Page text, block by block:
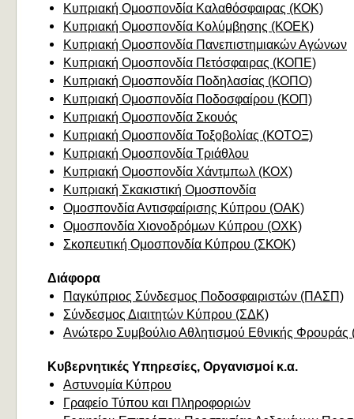
Κυπριακή Ομοσπονδία Καλαθόσφαιρας (ΚΟΚ)
Κυπριακή Ομοσπονδία Κολύμβησης (ΚΟΕΚ)
Κυπριακή Ομοσπονδία Πανεπιστημιακών Αγώνων
Κυπριακή Ομοσπονδία Πετόσφαιρας (ΚΟΠΕ)
Κυπριακή Ομοσπονδία Ποδηλασίας (ΚΟΠΟ)
Κυπριακή Ομοσπονδία Ποδοσφαίρου (ΚΟΠ)
Κυπριακή Ομοσπονδία Σκουός
Κυπριακή Ομοσπονδία Τοξοβολίας (ΚΟΤΟΞ)
Κυπριακή Ομοσπονδία Τριάθλου
Κυπριακή Ομοσπονδία Χάντμπωλ (ΚΟΧ)
Κυπριακή Σκακιστική Ομοσπονδία
Ομοσπονδία Αντισφαίρισης Κύπρου (ΟΑΚ)
Ομοσπονδία Χιονοδρόμων Κύπρου (ΟΧΚ)
Σκοπευτική Ομοσπονδία Κύπρου (ΣΚΟΚ)
Διάφορα
Παγκύπριος Σύνδεσμος Ποδοσφαιριστών (ΠΑΣΠ)
Σύνδεσμος Διαιτητών Κύπρου (ΣΔΚ)
Ανώτερο Συμβούλιο Αθλητισμού Εθνικής
Κυβερνητικές Υπηρεσίες, Οργανισμοί κ.α.
Αστυνομία Κύπρου
Γραφείο Τύπου και Πληροφοριών